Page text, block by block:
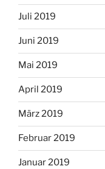
Juli 2019
Juni 2019
Mai 2019
April 2019
März 2019
Februar 2019
Januar 2019